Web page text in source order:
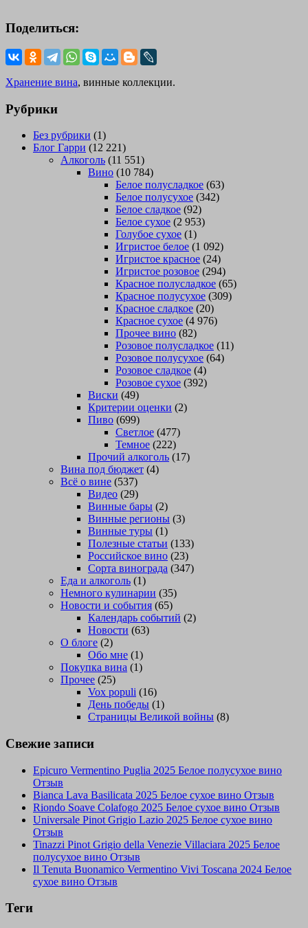
Поделиться:
Хранение вина, винные коллекции.
Рубрики
Без рубрики (1)
Блог Гарри (12 221)
Алкоголь (11 551)
Вино (10 784)
Белое полусладкое (63)
Белое полусухое (342)
Белое сладкое (92)
Белое сухое (2 953)
Голубое сухое (1)
Игристое белое (1 092)
Игристое красное (24)
Игристое розовое (294)
Красное полусладкое (65)
Красное полусухое (309)
Красное сладкое (20)
Красное сухое (4 976)
Прочее вино (82)
Розовое полусладкое (11)
Розовое полусухое (64)
Розовое сладкое (4)
Розовое сухое (392)
Виски (49)
Критерии оценки (2)
Пиво (699)
Светлое (477)
Темное (222)
Прочий алкоголь (17)
Вина под бюджет (4)
Всё о вине (537)
Видео (29)
Винные бары (2)
Винные регионы (3)
Винные туры (1)
Полезные статьи (133)
Российское вино (23)
Сорта винограда (347)
Еда и алкоголь (1)
Немного кулинарии (35)
Новости и события (65)
Календарь событий (2)
Новости (63)
О блоге (2)
Обо мне (1)
Покупка вина (1)
Прочее (25)
Vox populi (16)
День победы (1)
Страницы Великой войны (8)
Свежие записи
Epicuro Vermentino Puglia 2025 Белое полусухое вино
Отзыв
Bianca Lava Basilicata 2025 Белое сухое вино Отзыв
Riondo Soave Colafogo 2025 Белое сухое вино Отзыв
Universale Pinot Grigio Lazio 2025 Белое сухое вино
Отзыв
Tinazzi Pinot Grigio della Venezie Villaciara 2025 Белое
полусухое вино Отзыв
Il Tenuta Buonamico Vermentino Vivi Toscana 2024 Белое
сухое вино Отзыв
Теги